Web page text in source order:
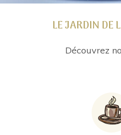
LE JARDIN DE
Découvrez